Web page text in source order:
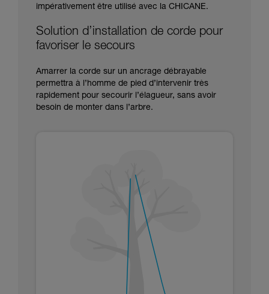
impérativement être utilisé avec la CHICANE.
Solution d’installation de corde pour
favoriser le secours
Amarrer la corde sur un ancrage débrayable
permettra à l’homme de pied d’intervenir très
rapidement pour secourir l’élagueur, sans avoir
besoin de monter dans l’arbre.